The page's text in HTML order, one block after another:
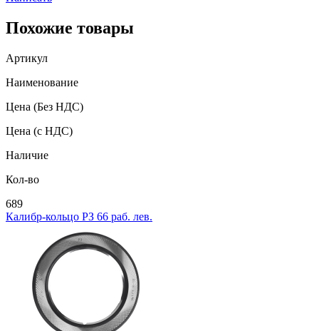
Похожие товары
Артикул
Наименование
Цена (Без НДС)
Цена (с НДС)
Наличие
Кол-во
689
Калибр-кольцо РЗ 66 раб. лев.